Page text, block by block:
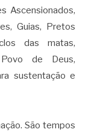
Ascensionados,
Guias, Pretos
das matas,
Povo de Deus,
sustentação e
São tempos